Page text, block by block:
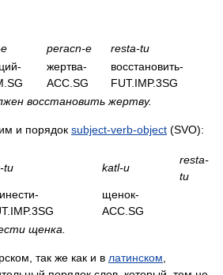
peracn-e resta-tu
жертва-
ACC.SG
восстановить-
FUT.IMP.3SG
восстановить жертву.
и порядок subject-verb-object (SVO):
tu katl-u
resta-
tu
щенок-
ACC.SG
щенка.
так же как и в латинском